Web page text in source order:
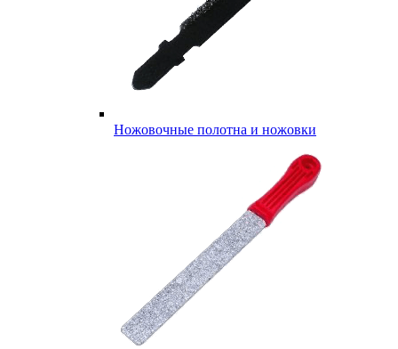
Ножовочные полотна и ножовки